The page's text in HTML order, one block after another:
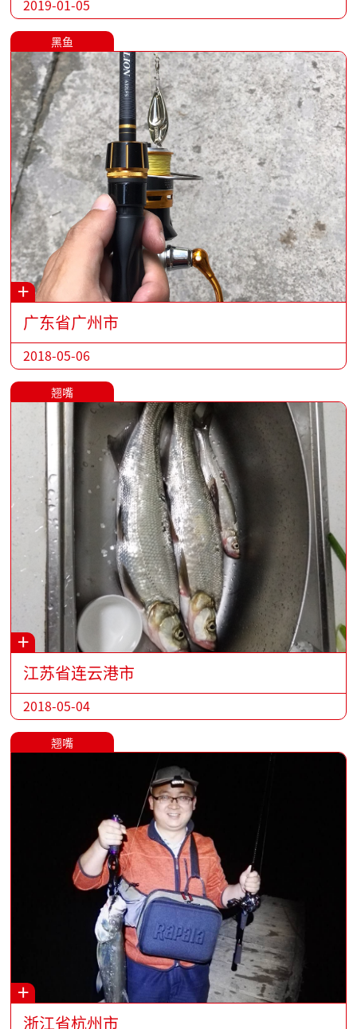
2019-01-05
黑鱼
+
广东省广州市
2018-05-06
翘嘴
+
江苏省连云港市
2018-05-04
翘嘴
+
浙江省杭州市